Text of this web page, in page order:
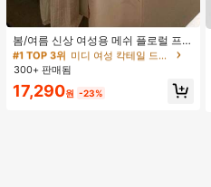
봄/여름 신상 여성용 메쉬 플로럴 프린
트 드레스, 브이넥, 휴가 스타일, 섹시
한 비치 파티 댄스 드레스, 스파게티
스트랩 웨딩 가을
#1 TOP 3위
거의 매진!
#1 TOP 3위
미디 여성 칵테일 드레스
거의 매진!
#1 TOP 3위
미디 여성 칵테일 드레스
거의 매진!
#1 TOP 3위
거의 매진!
300+ 판매됨
17,290원 -23%